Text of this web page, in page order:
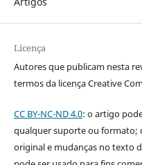
Licença
Autores que publicam nesta
termos da licença Creative
CC BY-NC-ND 4.0: o artigo
qualquer suporte ou formato;
original e mudanças no texto